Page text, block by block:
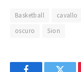
Basketball cavallo
oscuro
Sion